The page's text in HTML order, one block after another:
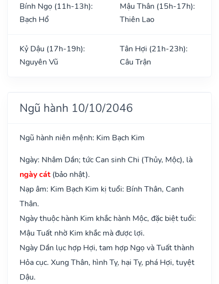
Bính Ngọ (11h-13h):
Bạch Hổ
Mậu Thân (15h-17h):
Thiên Lao
Kỷ Dậu (17h-19h):
Nguyên Vũ
Tân Hợi (21h-23h):
Câu Trận
Ngũ hành 10/10/2046
Ngũ hành niên mệnh: Kim Bạch Kim
Ngày: Nhâm Dần; tức Can sinh Chi (Thủy, Mộc), là
ngày cát(bảo nhật).
Nạp âm: Kim Bạch Kim kị tuổi: Bính Thân, Canh
Thân.
Ngày thuộc hành Kim khắc hành Mộc, đặc biệt tuổi:
Mậu Tuất nhờ Kim khắc mà được lợi.
Ngày Dần lục hợp Hợi, tam hợp Ngọ và Tuất thành
Hỏa cục. Xung Thân, hình Tỵ, hại Tỵ, phá Hợi, tuyệt
Dậu.